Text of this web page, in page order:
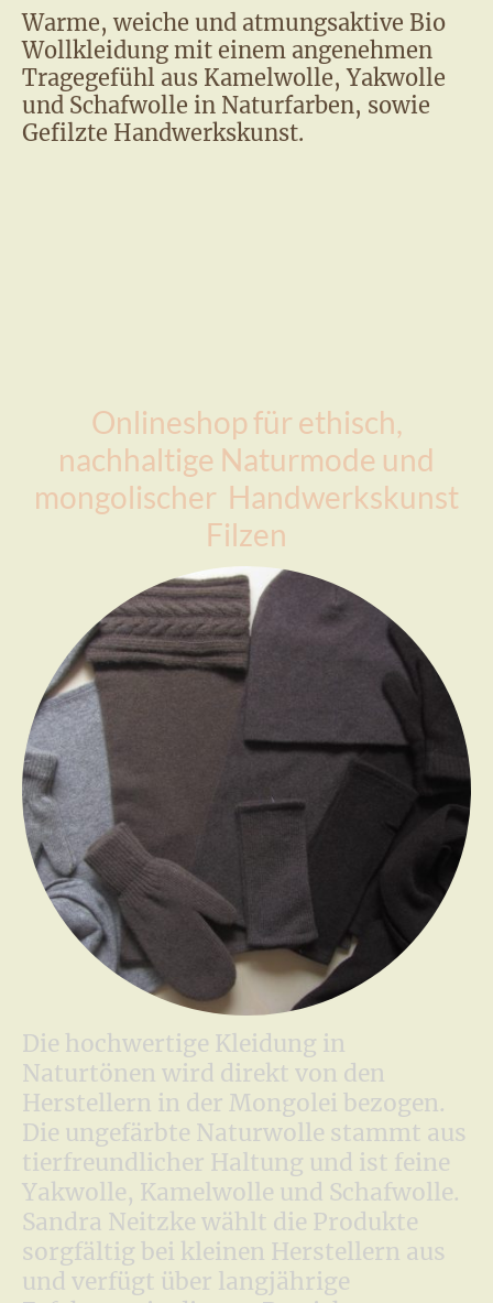
Warme, weiche und atmungsaktive Bio
Wollkleidung mit einem angenehmen
Tragegefühl aus Kamelwolle, Yakwolle
und Schafwolle in Naturfarben, sowie
Gefilzte Handwerkskunst.
Onlineshop für ethisch,
nachhaltige Naturmode und
mongolischer Handwerkskunst
Filzen
Die hochwertige Kleidung in
Naturtönen wird direkt von den
Herstellern in der Mongolei bezogen.
Die ungefärbte Naturwolle stammt aus
tierfreundlicher Haltung und ist feine
Yakwolle, Kamelwolle und Schafwolle.
Sandra Neitzke wählt die Produkte
sorgfältig bei kleinen Herstellern aus
und verfügt über langjährige